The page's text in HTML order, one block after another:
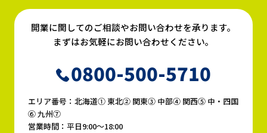
開業に関してのご相談やお問い合わせを承ります。
まずはお気軽にお問い合わせください。
0800-500-5710
エリア番号：北海道① 東北② 関東③ 中部④ 関西⑤ 中・四国
⑥ 九州⑦
営業時間：平日9:00〜18:00